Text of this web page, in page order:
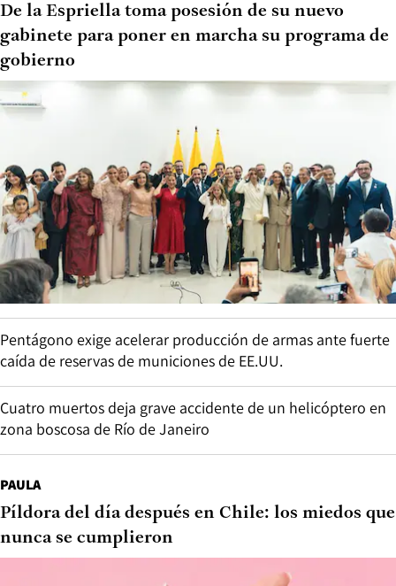
De la Espriella toma posesión de su nuevo
gabinete para poner en marcha su programa de
gobierno
Pentágono exige acelerar producción de armas ante fuerte
caída de reservas de municiones de EE.UU.
Cuatro muertos deja grave accidente de un helicóptero en
zona boscosa de Río de Janeiro
PAULA
Píldora del día después en Chile: los miedos que
nunca se cumplieron